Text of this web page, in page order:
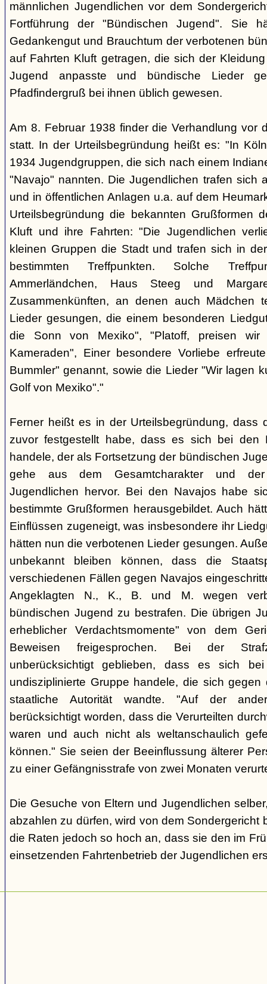
männlichen Jugendlichen vor dem
Fortführung der "Bündischen Jugend". Sie
Gedankengut und Brauchtum der verbotenen
auf Fahrten Kluft getragen, die sich der
Jugend anpasste und bündische Lieder
Pfadfindergruß bei ihnen üblich gewesen.
Am 8. Februar 1938 finder die Verhandlung vor
statt. In der Urteilsbegründung heißt es: "In
1934 Jugendgruppen, die sich nach einem
"Navajo" nannten. Die Jugendlichen trafen sich
und in öffentlichen Anlagen u.a. auf dem
Urteilsbegründung die bekannten Grußformen
Kluft und ihre Fahrten: "Die Jugendlichen
kleinen Gruppen die Stadt und trafen sich in
bestimmten Treffpunkten. Solche
Ammerländchen, Haus Steeg und
Zusammenkünften, an denen auch Mädchen
Lieder gesungen, die einem besonderen
die Sonn von Mexiko", "Platoff, preisen
Kameraden", Einer besondere Vorliebe
Bummler" genannt, sowie die Lieder "Wir lagen
Golf von Mexiko"."
Ferner heißt es in der Urteilsbegründung, dass
zuvor festgestellt habe, dass es sich bei den
handele, der als Fortsetzung der bündischen
gehe aus dem Gesamtcharakter und der
Jugendlichen hervor. Bei den Navajos habe
bestimmte Grußformen herausgebildet. Auch
Einflüssen zugeneigt, was insbesondere ihr
hätten nun die verbotenen Lieder gesungen.
unbekannt bleiben können, dass die
verschiedenen Fällen gegen Navajos
Angeklagten N., K., B. und M. wegen
bündischen Jugend zu bestrafen. Die übrigen
erheblicher Verdachtsmomente" von dem
Beweisen freigesprochen. Bei der
unberücksichtigt geblieben, dass es sich
undisziplinierte Gruppe handele, die sich
staatliche Autorität wandte. "Auf der
berücksichtigt worden, dass die Verurteilten
waren und auch nicht als weltanschaulich
können." Sie seien der Beeinflussung älterer
zu einer Gefängnisstrafe von zwei Monaten
Die Gesuche von Eltern und Jugendlichen
abzahlen zu dürfen, wird von dem Sondergericht
die Raten jedoch so hoch an, dass sie den im
einsetzenden Fahrtenbetrieb der Jugendlichen